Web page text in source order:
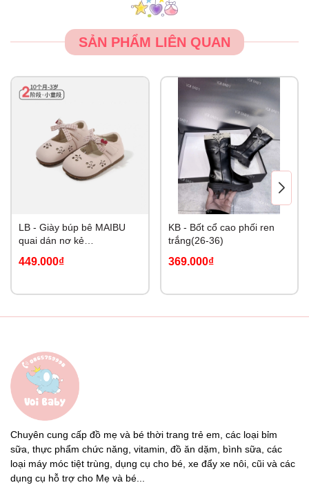
SẢN PHẨM LIÊN QUAN
LB - Giày búp bê MAIBU
quai dán nơ kẻ
449.000₫
KB - Bốt cổ cao phối ren
trắng(26-36)
369.000₫
Chuyên cung cấp đồ mẹ và bé thời trang trẻ em, các loại bỉm
sữa, thực phẩm chức năng, vitamin, đồ ăn dặm, bình sữa, các
loại máy móc tiệt trùng, dụng cụ cho bé, xe đẩy xe nôi, cũi và các
dụng cụ hỗ trợ cho Mẹ và bé...